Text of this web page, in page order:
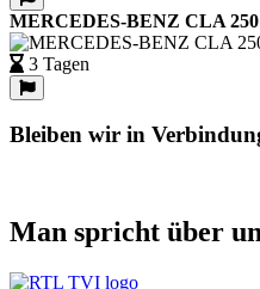
MERCEDES-BENZ CLA 250
3 Tagen
Bleiben wir in
Man spricht über